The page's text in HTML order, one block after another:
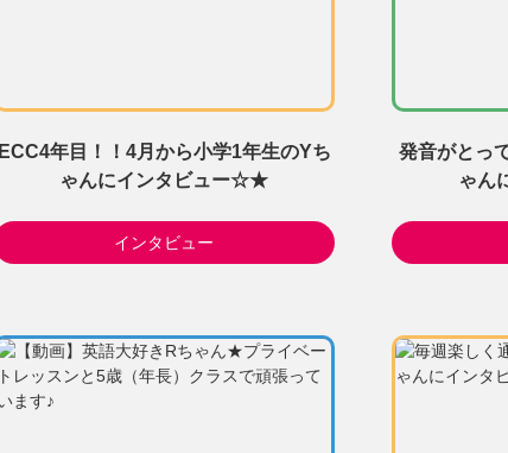
ECC4年目！！4月から小学1年生のYち
ゃんにインタビュー☆★
インタビュー
発音がとっ
ゃん